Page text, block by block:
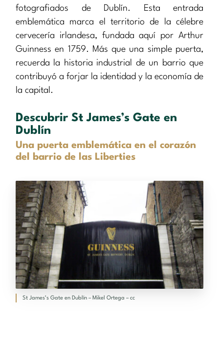
fotografiados de Dublín. Esta entrada
emblemática marca el territorio de la célebre
cervecería irlandesa, fundada aquí por Arthur
Guinness en 1759. Más que una simple puerta,
recuerda la historia industrial de un barrio que
contribuyó a forjar la identidad y la economía de
la capital.
Descubrir St James’s Gate en
Dublín
Una puerta emblemática en el corazón
del barrio de las Liberties
St James’s Gate en Dublín – Mikel Ortega – cc